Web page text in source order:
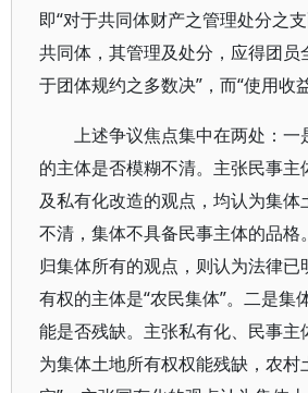
即“对于共同体财产之管理处分之
共同体，其管理及处分，应得团员
于团体规约之多数决”，而“使用收
上述争议焦点集中在两处：一
的主体是否模糊不清。主张民事主
及私有化改造的观点，均认为集体
不清，集体不具备民事主体的品格
归集体所有的观点，则认为法律已
有权的主体是“农民集体”。二是集
能是否残缺。主张私有化、民事主
为集体土地所有权权能残缺，农村